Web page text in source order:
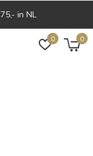
0 0
in NL